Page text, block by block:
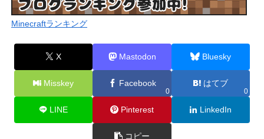
Minecraftランキング
X Mastodon Bluesky
Misskey Facebook
0
はてブ
0
LINE Pinterest LinkedIn
コピー